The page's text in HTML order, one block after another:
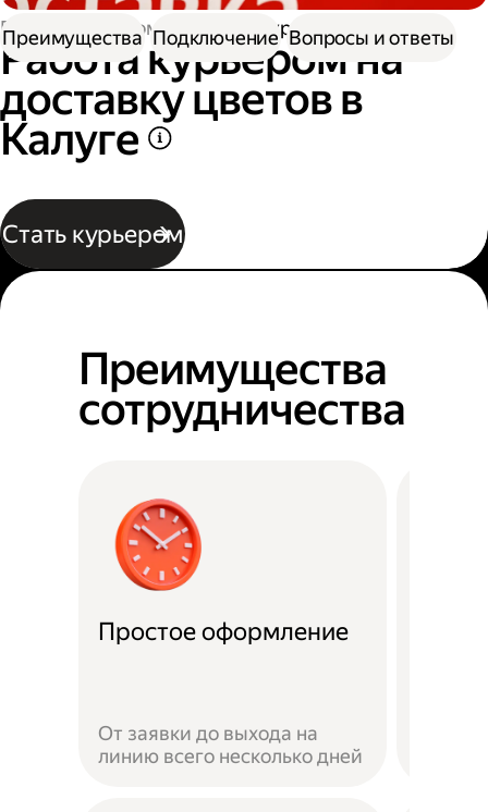
Работа курьером Работа курьером цветов
Работа курьером на
доставку цветов в
Калуге
Стать курьером
Преимущества Подключение Вопросы и ответы
Преимущества
сотрудничества
Простое оформление
От заявки до выхода на
линию всего несколько дней